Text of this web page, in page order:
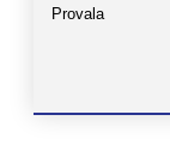
Provala